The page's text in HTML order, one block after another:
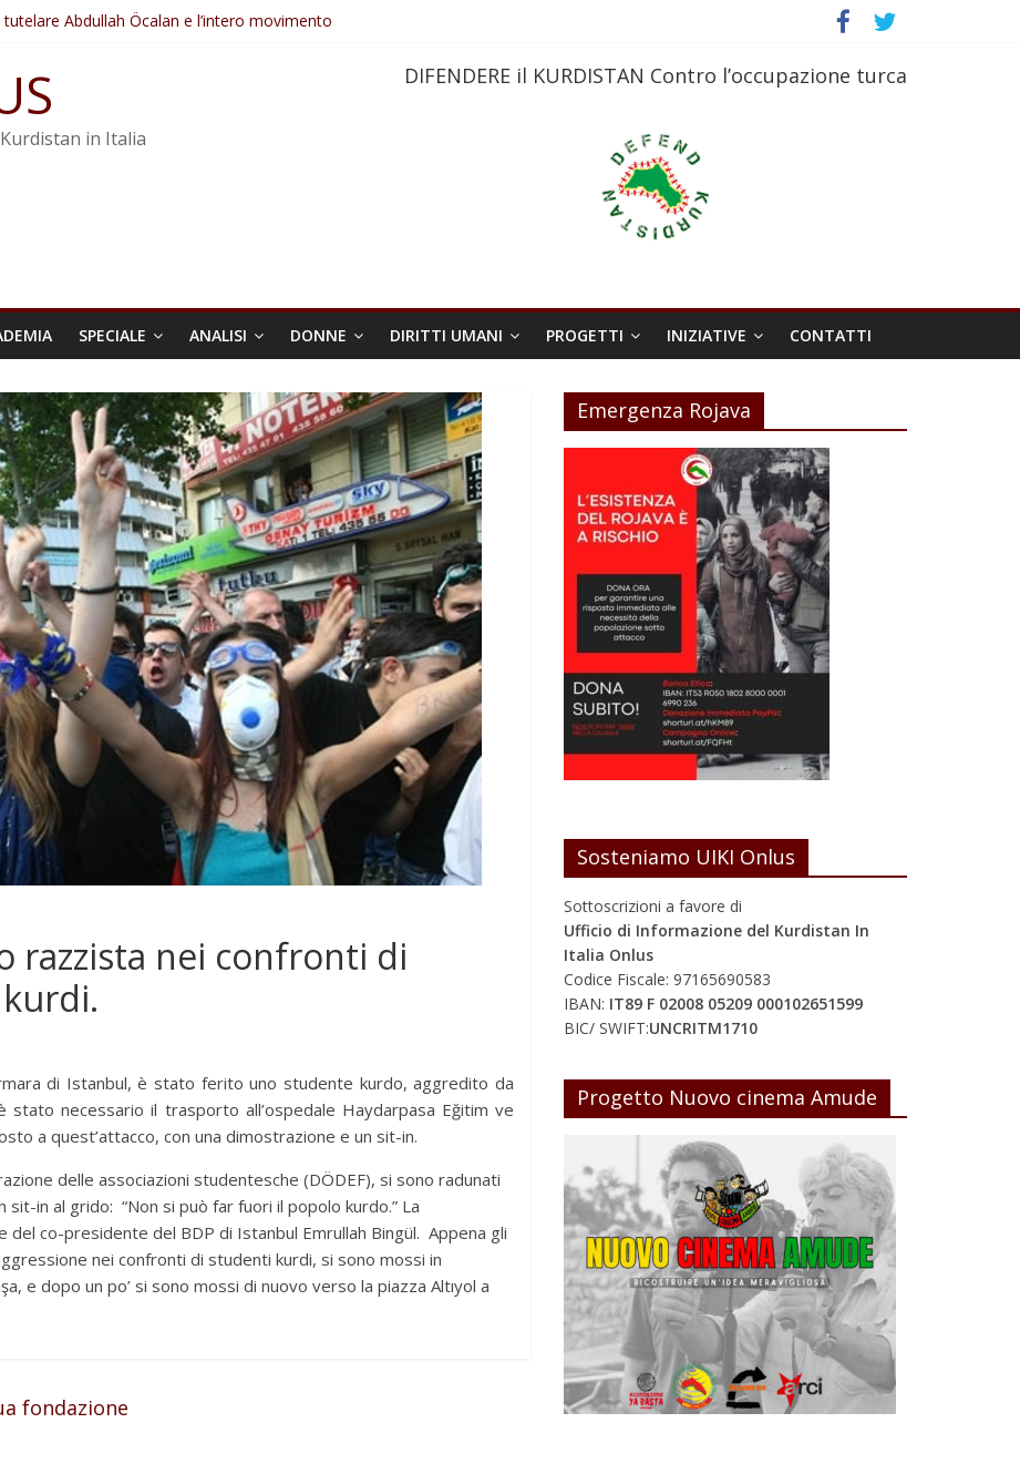
Abdullah Öcalan e l’intero movimento
ostacolerebbe l’attuazione della legge
i crimini di guerra dell’Iran
trasformata in legge positiva
in Italia
DIFENDERE il KURDISTAN Contro l’occupazione turca
SPECIALE ANALISI DONNE DIRITTI UMANI PROGETTI INIZIATIVE CONTATTI
razzista nei confronti di
di Istanbul, è stato ferito uno studente kurdo, aggredito da
necessario il trasporto all’ospedale Haydarpasa Eğitim ve
a quest’attacco, con una dimostrazione e un sit-in.
delle associazioni studentesche (DÖDEF), si sono radunati
sit-in al grido: “Non si può far fuori il popolo kurdo.” La
del co-presidente del BDP di Istanbul Emrullah Bingül. Appena gli
nei confronti di studenti kurdi, si sono mossi in
e dopo un po’ si sono mossi di nuovo verso la piazza Altıyol a
fondazione
Emergenza Rojava
Sosteniamo UIKI Onlus
Sottoscrizioni a favore di
Ufficio di Informazione del Kurdistan In
Italia Onlus
Codice Fiscale: 97165690583
IBAN: IT89 F 02008 05209 000102651599
BIC/ SWIFT:UNCRITM1710
Progetto Nuovo cinema Amude